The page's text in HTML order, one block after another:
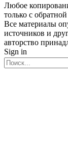
Любое
только с
Все материалы
источников и
авторство
Sign in